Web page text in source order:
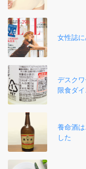
女性誌
デスク
限食ダ
養命酒
した